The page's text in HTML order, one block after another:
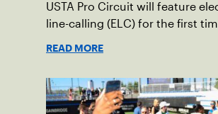
USTA Pro Circuit will feature
line-calling (ELC) for the first
READ MORE